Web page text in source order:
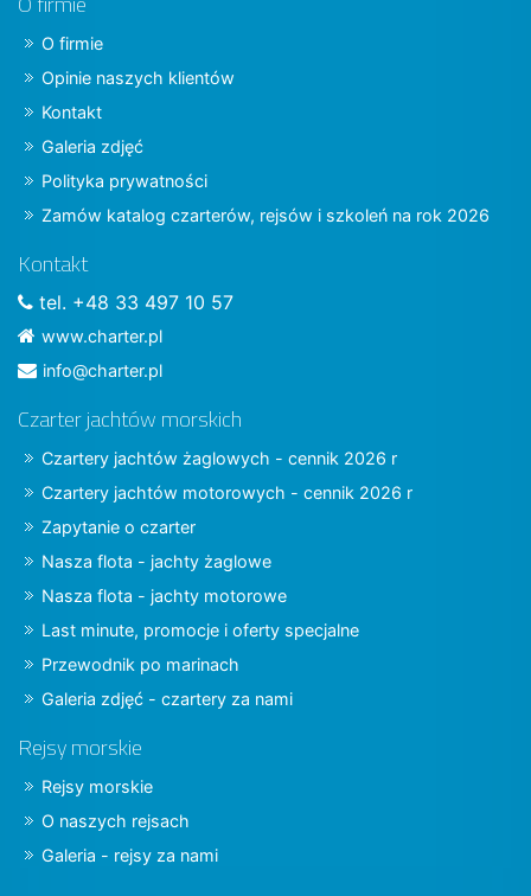
O firmie
Opinie naszych klientów
Kontakt
Galeria zdjęć
Polityka prywatności
Zamów katalog czarterów, rejsów i szkoleń na rok 2026
Kontakt
tel. +48 33 497 10 57
www.charter.pl
info@charter.pl
Czarter jachtów morskich
Czartery jachtów żaglowych - cennik 2026 r
Czartery jachtów motorowych - cennik 2026 r
Zapytanie o czarter
Nasza flota - jachty żaglowe
Nasza flota - jachty motorowe
Last minute, promocje i oferty specjalne
Przewodnik po marinach
Galeria zdjęć - czartery za nami
Rejsy morskie
Rejsy morskie
O naszych rejsach
Galeria - rejsy za nami